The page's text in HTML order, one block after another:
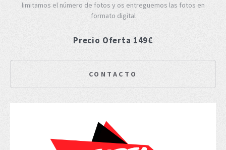
limitamos el número de fotos y os entreguemos las fotos en
formato digital
Precio Oferta 149€
CONTACTO